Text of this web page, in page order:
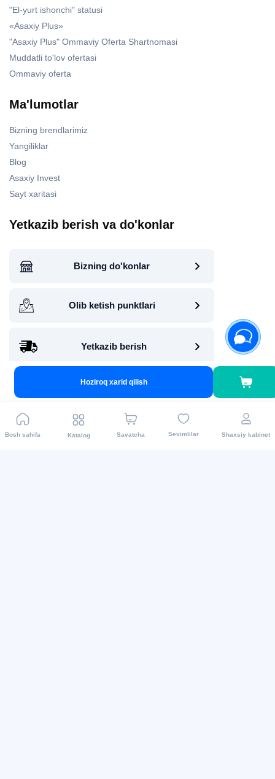
Bosh sahifa Katalog Savatcha Sevimlilar Shaxsiy kabinet
Hoziroq xarid qilish
"El-yurt ishonchi" statusi
«Asaxiy Plus»
"Asaxiy Plus" Ommaviy Oferta Shartnomasi
Muddatli to'lov ofertasi
Ommaviy oferta
Ma'lumotlar
Bizning brendlarimiz
Yangiliklar
Blog
Asaxiy Invest
Sayt xaritasi
Yetkazib berish va do'konlar
Bizning do'konlar
Olib ketish punktlari
Yetkazib berish
+998 71 200 01 05
info@asaxiy.uz